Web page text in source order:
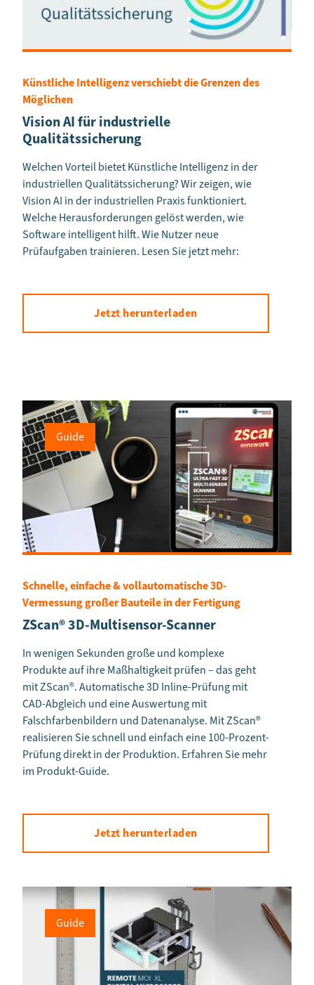
Künstliche Intelligenz verschiebt die Grenzen des
Möglichen
Vision AI für industrielle
Qualitätssicherung
Welchen Vorteil bietet Künstliche Intelligenz in der
industriellen Qualitätssicherung? Wir zeigen, wie
Vision AI in der industriellen Praxis funktioniert.
Welche Herausforderungen gelöst werden, wie
Software intelligent hilft. Wie Nutzer neue
Prüfaufgaben trainieren. Lesen Sie jetzt mehr:
Jetzt herunterladen
Guide
Schnelle, einfache & vollautomatische 3D-
Vermessung großer Bauteile in der Fertigung
ZScan® 3D-Multisensor-Scanner
In wenigen Sekunden große und komplexe
Produkte auf ihre Maßhaltigkeit prüfen – das geht
mit ZScan®. Automatische 3D Inline-Prüfung mit
CAD-Abgleich und eine Auswertung mit
Falschfarbenbildern und Datenanalyse. Mit ZScan®
realisieren Sie schnell und einfach eine 100-Prozent-
Prüfung direkt in der Produktion. Erfahren Sie mehr
im Produkt-Guide.
Jetzt herunterladen
Guide